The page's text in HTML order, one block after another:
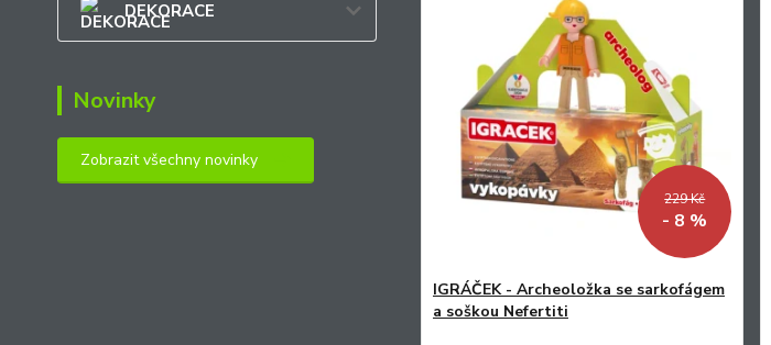
DEKORACE
Novinky
Zobrazit všechny novinky
229 Kč
- 8 %
IGRÁČEK - Archeoložka se sarkofágem
a soškou Nefertiti